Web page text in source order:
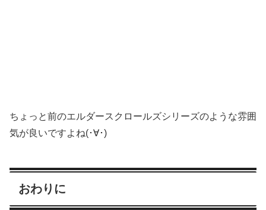
ちょっと前のエルダースクロールズシリーズのような雰囲
気が良いですよね(･∀･)
おわりに